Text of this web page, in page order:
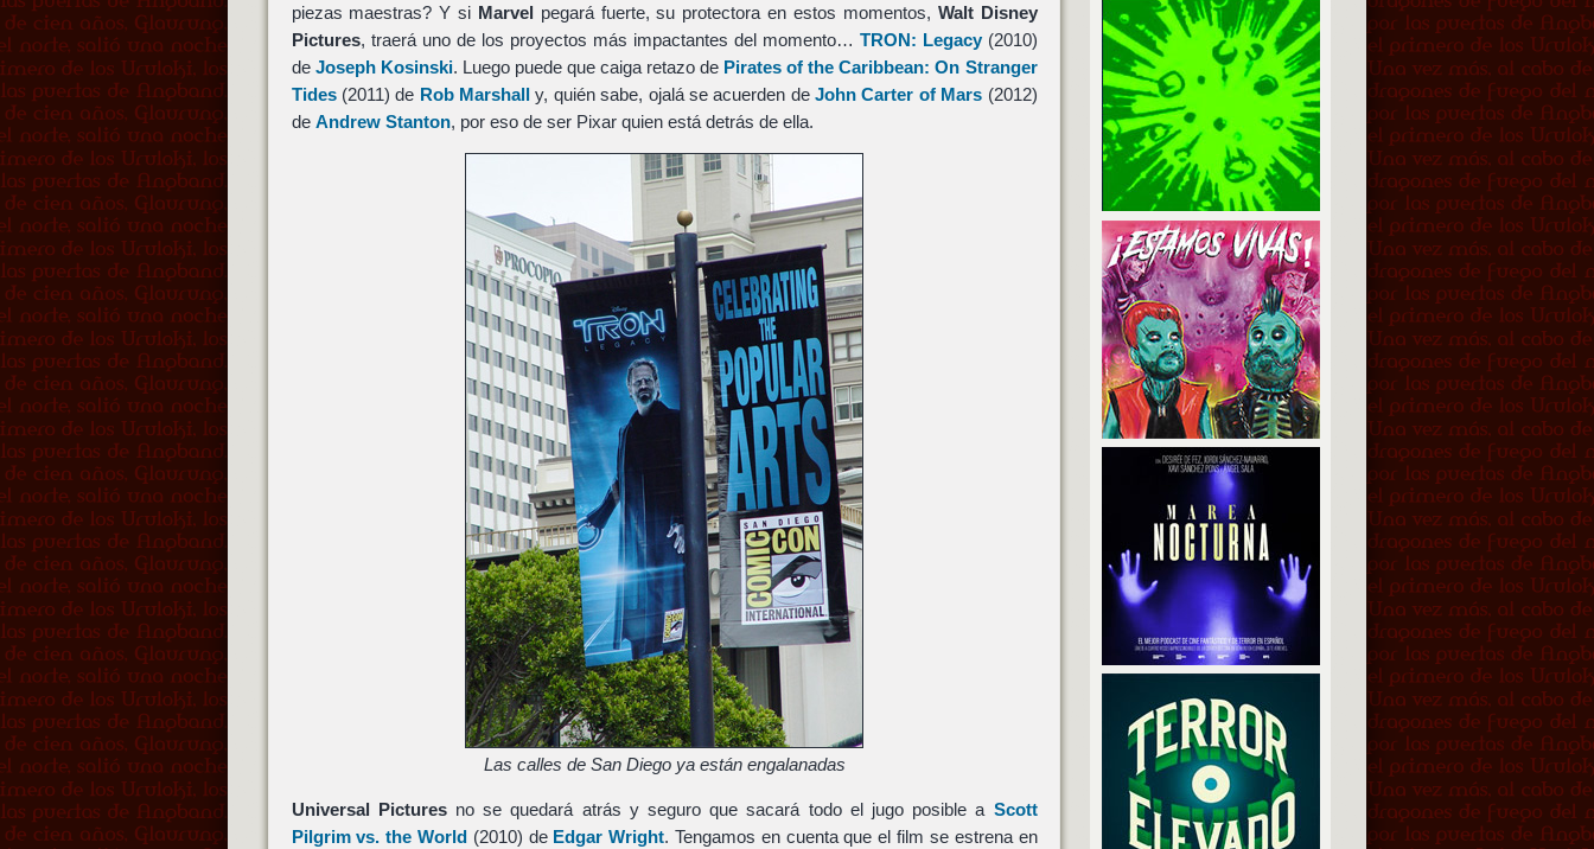
piezas maestras? Y si Marvel pegará fuerte, su protectora en estos momentos, Walt Disney
Pictures, traerá uno de los proyectos más impactantes del momento… TRON: Legacy(2010)
de Joseph Kosinski. Luego puede que caiga retazo de Pirates of the Caribbean: On Stranger
Tides(2011) de Rob Marshall y, quién sabe, ojalá se acuerden deJohn Carter of Mars (2012)
de Andrew Stanton, por eso de ser Pixar quien está detrás de ella.
Las calles de San Diego ya están engalanadas
Universal Picturesno se quedará atrás y seguro que sacará todo el jugo posible a Scott
Pilgrim vs. the World(2010) de Edgar Wright. Tengamos en cuenta que el film se estrena en